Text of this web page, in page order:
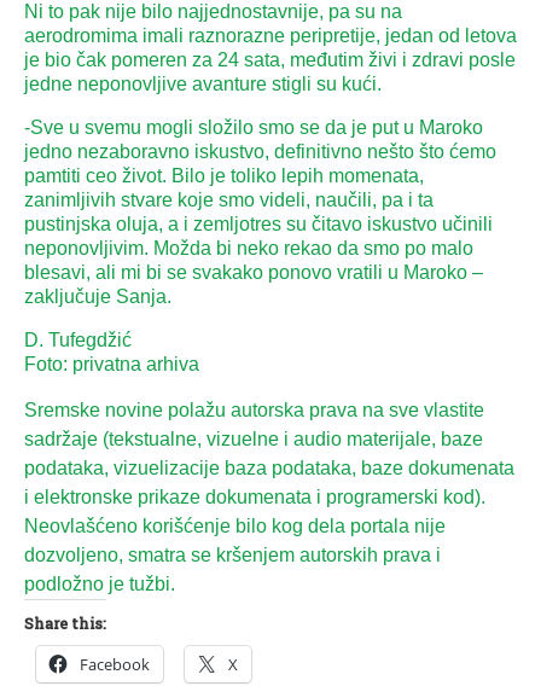
Ni to pak nije bilo najjednostavnije, pa su na
aerodromima imali raznorazne peripretije, jedan od letova
je bio čak pomeren za 24 sata, međutim živi i zdravi posle
jedne neponovljive avanture stigli su kući.
-Sve u svemu mogli složilo smo se da je put u Maroko
jedno nezaboravno iskustvo, definitivno nešto što ćemo
pamtiti ceo život. Bilo je toliko lepih momenata,
zanimljivih stvare koje smo videli, naučili, pa i ta
pustinjska oluja, a i zemljotres su čitavo iskustvo učinili
neponovljivim. Možda bi neko rekao da smo po malo
blesavi, ali mi bi se svakako ponovo vratili u Maroko –
zaključuje Sanja.
D. Tufegdžić
Foto: privatna arhiva
Sremske novine polažu autorska prava na sve vlastite
sadržaje (tekstualne, vizuelne i audio materijale, baze
podataka, vizuelizacije baza podataka, baze dokumenata
i elektronske prikaze dokumenata i programerski kod).
Neovlašćeno korišćenje bilo kog dela portala nije
dozvoljeno, smatra se kršenjem autorskih prava i
podložno je tužbi.
Share this:
Facebook X